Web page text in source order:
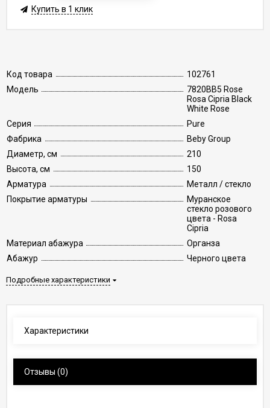
Код товара
102761
Модель
7820BB5 Rose
Rosa Cipria Black
White Rose
Серия
Pure
Фабрика
Beby Group
Диаметр, см
210
Высота, см
150
Арматура
Металл / стекло
Покрытие арматуры
Муранское
стекло розового
цвета - Rosa
Cipria
Материал абажура
Органза
Абажур
Черного цвета
Подробные характеристики
Купить в 1 клик
Характеристики
Отзывы (0)